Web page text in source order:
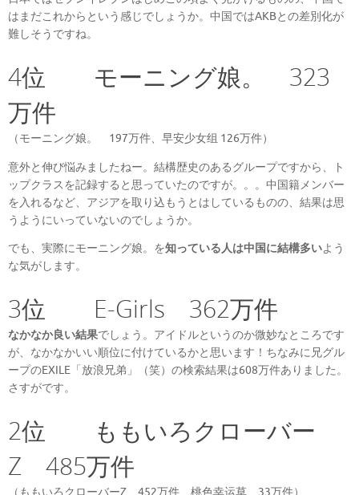
はまだこれからという感じでしょうか。中国ではAKBとの差別化が
難しそうですね。
4位 モーニング娘。 323
万件
（モーニング娘。 197万件、早安少女组 126万件）
意外と伸び悩みましたねー。結構歴史のあるグループですから、ト
ップクラスを記録すると思っていたのですが。。。中国籍メンバー
を入れるなど、アジアを取り込もうとはしているものの、結果は思
うようにいっていないのでしょうか。
でも、実際にモーニング娘。を知っている人は中国に結構多いよう
な気がします。
3位 E-Girls 362万件
なかなか良い結果でしょう。アイドルというのか微妙なところです
が、なかなかいい順位に付けているかと思います！ちなみに兄グル
ープのEXILE「放浪兄弟」（笑）の検索結果は608万件ありました。
さすがです。
2位 ももいろクローバー
Z 485万件